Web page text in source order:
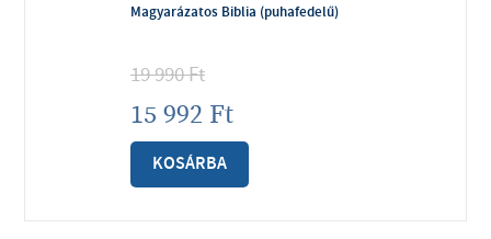
Magyarázatos Biblia (puhafedelű)
19 990Ft
15 992 Ft
KOSÁRBA